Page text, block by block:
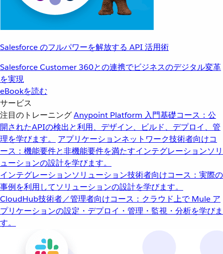
Salesforce のフルパワーを解放する API 活用術
Salesforce Customer 360との連携でビジネスのデジタル変革
を実現
eBookを読む
サービス
注目のトレーニングAnypoint Platform 入門基礎コース：公
開されたAPIの検出と利用、デザイン、ビルド、デプロイ、管
理を学びます。
アプリケーションネットワーク技術者向けコ
ース：機能要件と非機能要件を満たすインテグレーションソリ
ューションの設計を学びます。
インテグレーションソリューション技術者向けコース：実際の
事例を利用してソリューションの設計を学びます。
CloudHub技術者／管理者向けコース：クラウド上で Mule ア
プリケーションの設定・デプロイ・管理・監視・分析を学びま
す。